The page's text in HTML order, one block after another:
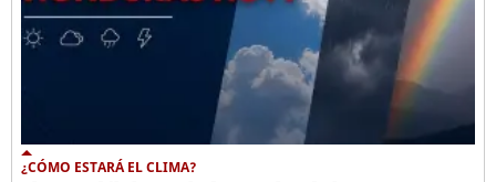
¿CÓMO ESTARÁ EL CLIMA?